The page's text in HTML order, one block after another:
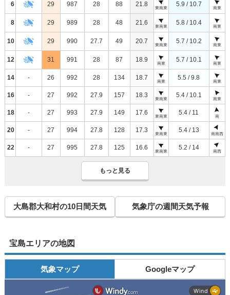
6 29 987 28 88 21.8
東南東
5.9 / 10.7
南東
8 29 989 28 48 21.6
東南東
5.8 / 10.4
南東
10 29 990 27.7 49 20.7
東南東
5.7 / 10.2
南東
12 31 991 28 87 18.9
南東
5.7 / 10.1
南東
14 - 26 992 28 134 18.7
南東
5.5 / 9.8
南東
16 - 27 992 27.9 157 18.3
東南東
5.4 / 10.1
南東
18 - 27 993 27.9 149 17.6
東南東
5.4 / 11
南
20 - 27 994 27.8 128 17.3
東南東
5.4 / 13
南南西
22 - 27 995 27.8 125 16.6
東南東
5.2 / 14
南西
もっと見る
大島郡大和村の10日間天気 気象庁の週間天気予報
宝島エリアの地図
気象マップ Googleマップ